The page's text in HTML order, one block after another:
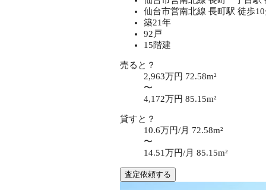
仙台市営南北線 長町駅 徒歩
築21年
92戸
15階建
売ると？
2,963万円 72.58m²
〜
4,172万円 85.15m²
貸すと？
10.6万円/月 72.58m²
〜
14.51万円/月 85.15m²
査定依頼する